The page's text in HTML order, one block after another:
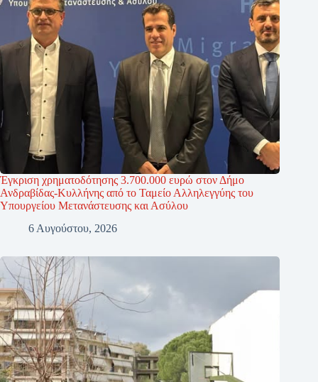
Έγκριση χρηματοδότησης 3.700.000 ευρώ στον Δήμο
Ανδραβίδας-Κυλλήνης από το Ταμείο Αλληλεγγύης του
Υπουργείου Μετανάστευσης και Ασύλου
6 Αυγούστου, 2026